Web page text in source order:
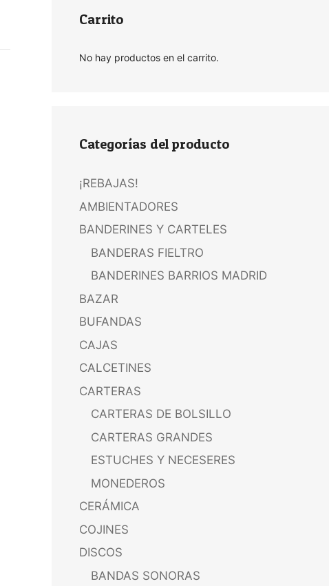
Carrito
No hay productos en el carrito.
Categorías del producto
¡REBAJAS!
AMBIENTADORES
BANDERINES Y CARTELES
BANDERAS FIELTRO
BANDERINES BARRIOS MADRID
BAZAR
BUFANDAS
CAJAS
CALCETINES
CARTERAS
CARTERAS DE BOLSILLO
CARTERAS GRANDES
ESTUCHES Y NECESERES
MONEDEROS
CERÁMICA
COJINES
DISCOS
BANDAS SONORAS